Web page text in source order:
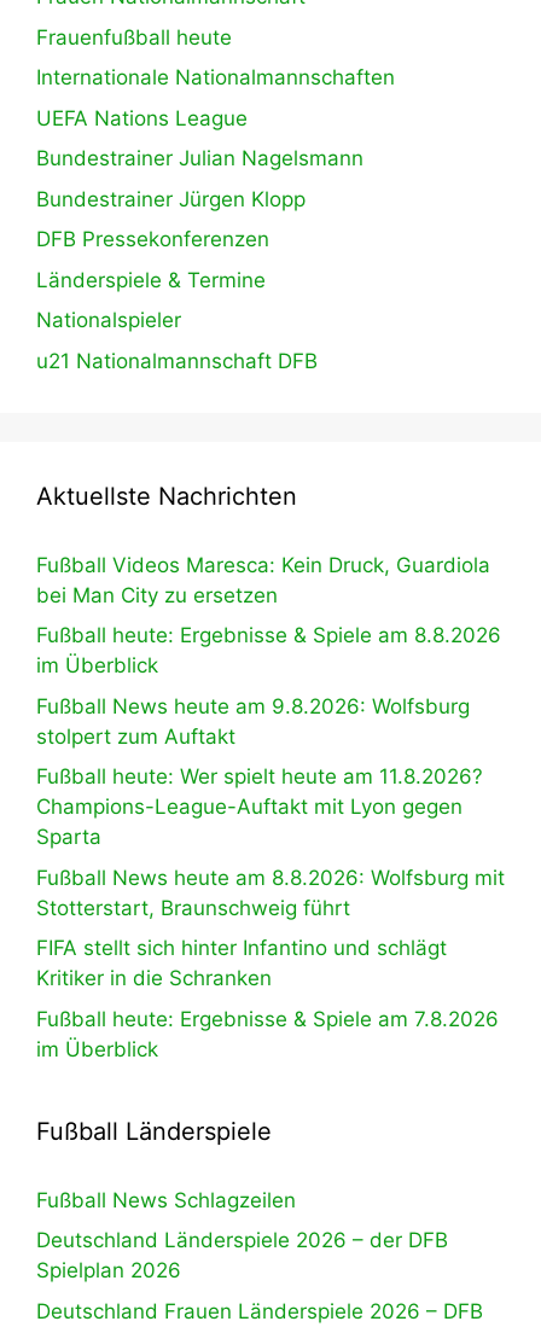
Frauenfußball heute
Internationale Nationalmannschaften
UEFA Nations League
Bundestrainer Julian Nagelsmann
Bundestrainer Jürgen Klopp
DFB Pressekonferenzen
Länderspiele & Termine
Nationalspieler
u21 Nationalmannschaft DFB
Aktuellste Nachrichten
Fußball Videos Maresca: Kein Druck, Guardiola
bei Man City zu ersetzen
Fußball heute: Ergebnisse & Spiele am 8.8.2026
im Überblick
Fußball News heute am 9.8.2026: Wolfsburg
stolpert zum Auftakt
Fußball heute: Wer spielt heute am 11.8.2026?
Champions-League-Auftakt mit Lyon gegen
Sparta
Fußball News heute am 8.8.2026: Wolfsburg mit
Stotterstart, Braunschweig führt
FIFA stellt sich hinter Infantino und schlägt
Kritiker in die Schranken
Fußball heute: Ergebnisse & Spiele am 7.8.2026
im Überblick
Fußball Länderspiele
Fußball News Schlagzeilen
Deutschland Länderspiele 2026 – der DFB
Spielplan 2026
Deutschland Frauen Länderspiele 2026 – DFB